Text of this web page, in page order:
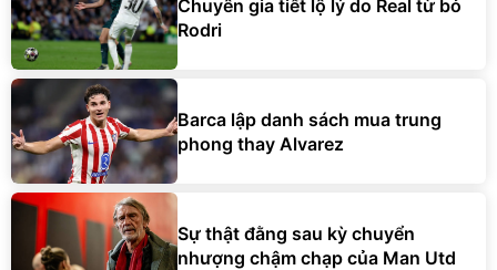
Chuyên gia tiết lộ lý do Real từ bỏ
Rodri
Barca lập danh sách mua trung
phong thay Alvarez
Sự thật đằng sau kỳ chuyển
nhượng chậm chạp của Man Utd